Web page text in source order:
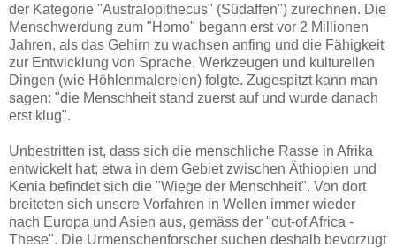
der Kategorie "Australopithecus" (Südaffen") zurechnen. Die
Menschwerdung zum "Homo" begann erst vor 2 Millionen
Jahren, als das Gehirn zu wachsen anfing und die Fähigkeit
zur Entwicklung von Sprache, Werkzeugen und kulturellen
Dingen (wie Höhlenmalereien) folgte. Zugespitzt kann man
sagen: "die Menschheit stand zuerst auf und wurde danach
erst klug".
Unbestritten ist, dass sich die menschliche Rasse in Afrika
entwickelt hat; etwa in dem Gebiet zwischen Äthiopien und
Kenia befindet sich die "Wiege der Menschheit". Von dort
breiteten sich unsere Vorfahren in Wellen immer wieder
nach Europa und Asien aus, gemäss der "out-of Africa -
These". Die Urmenschenforscher suchen deshalb bevorzugt